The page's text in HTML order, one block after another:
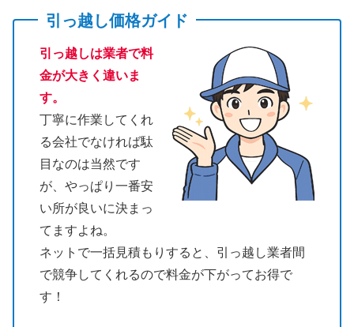
引っ越し価格ガイド
引っ越しは業者で料
金が大きく違いま
す。
丁寧に作業してくれ
る会社でなければ駄
目なのは当然です
が、やっぱり一番安
い所が良いに決まっ
てますよね。
ネットで一括見積もりすると、引っ越し業者間
で競争してくれるので料金が下がってお得で
す！